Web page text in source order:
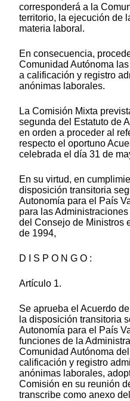
corresponderá a la
territorio, la ejecución de
materia laboral.
En consecuencia,
Comunidad Autónoma
a calificación y registro
anónimas laborales.
La Comisión Mixta
segunda del Estatuto de
en orden a proceder al
respecto el oportuno
celebrada el día 31 de
En su virtud, en
disposición transitoria
Autonomía para el País
para las
del Consejo de Ministros
de 1994,
D I S P O N G O :
Artículo 1.
Se aprueba el Acuerdo
la disposición transitoria
Autonomía para el País
funciones de la
Comunidad Autónoma
calificación y registro
anónimas laborales,
Comisión en su reunión
transcribe como anexo